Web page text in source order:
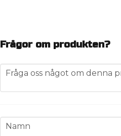
Frågor om produkten?
question
Fråga oss något om denna
name
Namn